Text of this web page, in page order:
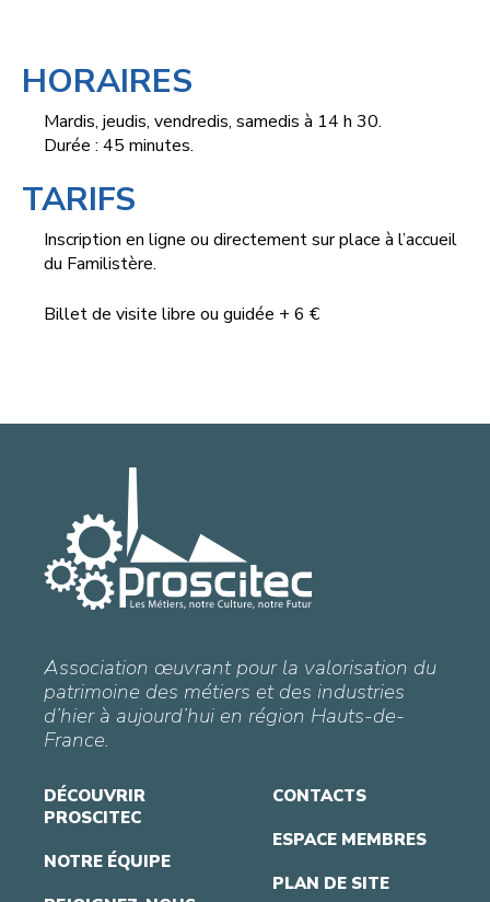
HORAIRES
Mardis, jeudis, vendredis, samedis à 14 h 30.
Durée : 45 minutes.
TARIFS
Inscription en ligne ou directement sur place à l’accueil
du Familistère.
Billet de visite libre ou guidée + 6 €
Association œuvrant pour la valorisation du
patrimoine des métiers et des industries
d’hier à aujourd’hui en région Hauts-de-
France.
DÉCOUVRIR
PROSCITEC
NOTRE ÉQUIPE
CONTACTS
ESPACE MEMBRES
PLAN DE SITE